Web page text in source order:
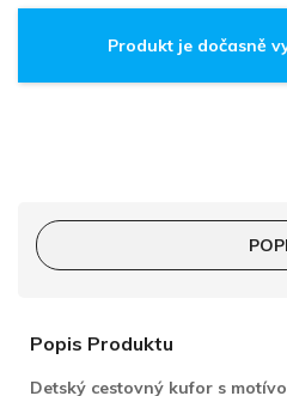
Produkt je dočasně
Popis Produktu
Detský cestovný kufor s